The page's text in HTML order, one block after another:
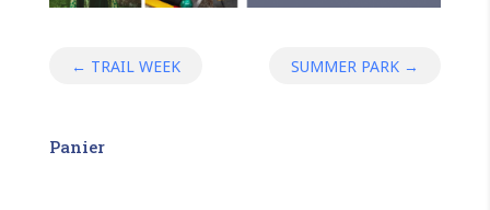
← TRAIL WEEK SUMMER PARK →
Panier